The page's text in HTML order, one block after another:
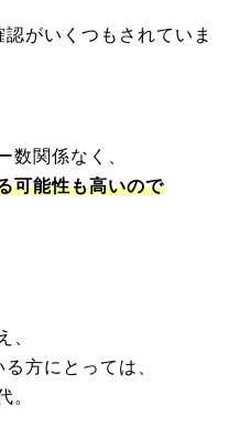
がいくつもされていま
数関係なく、
可能性も高いので
、
方にとっては、
。